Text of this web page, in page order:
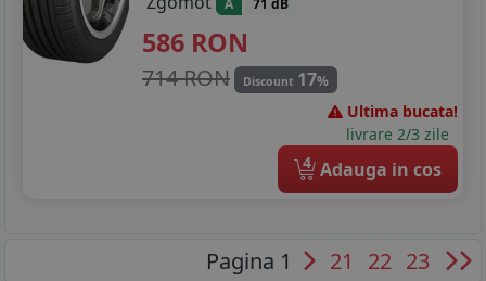
A 71 dB
586 RON
714 RON Discount 17%
Ultima bucata!
livrare 2/3 zile
4 Adauga in cos
Pagina 1 21 22 23